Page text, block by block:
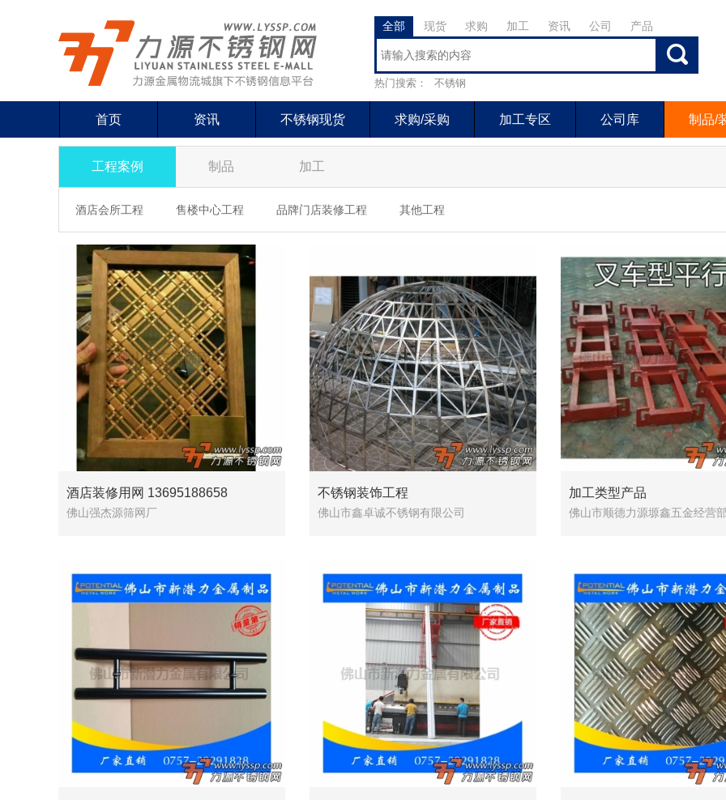
全部 现货 求购 加工 资讯 公司 产品
热门搜索： 不锈钢
首页 资讯 不锈钢现货 求购/采购 加工专区 公司库 制品/
工程案例 制品 加工
酒店会所工程 售楼中心工程 品牌门店装修工程 其他工程
酒店装修用网 13695188658
佛山强杰源筛网厂
不锈钢装饰工程
佛山市鑫卓诚不锈钢有限公司
加工类型产品
佛山市顺德力源塬鑫五金经营